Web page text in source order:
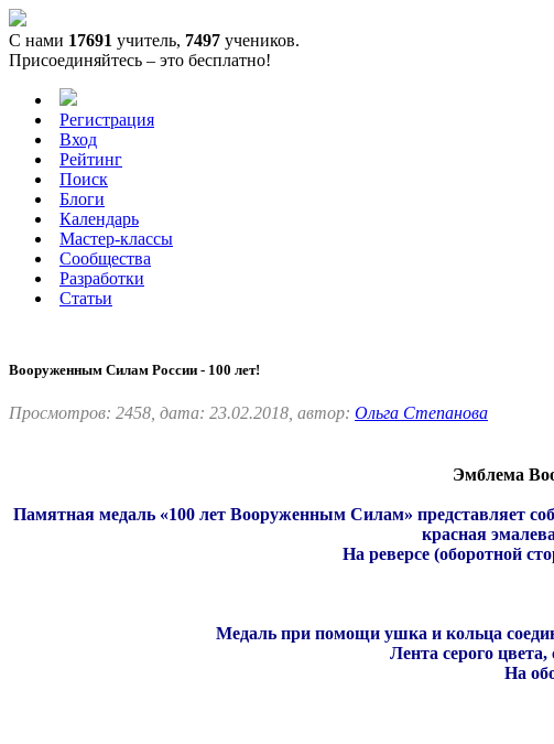
С нами 17691 учитель, 7497 учеников.
Присоединяйтесь – это бесплатно!
Регистрация
Вход
Рейтинг
Поиск
Блоги
Календарь
Мастер-классы
Сообщества
Разработки
Статьи
Вооруженным Силам России - 100 лет!
Просмотров: 2458, дата: 23.02.2018, автор: Ольга Степанова
Эмблема
Памятная медаль «100 лет Вооруженным Силам» представляет
красная
На реверсе (оборотной
Медаль при помощи ушка и кольца
Лента серого
На